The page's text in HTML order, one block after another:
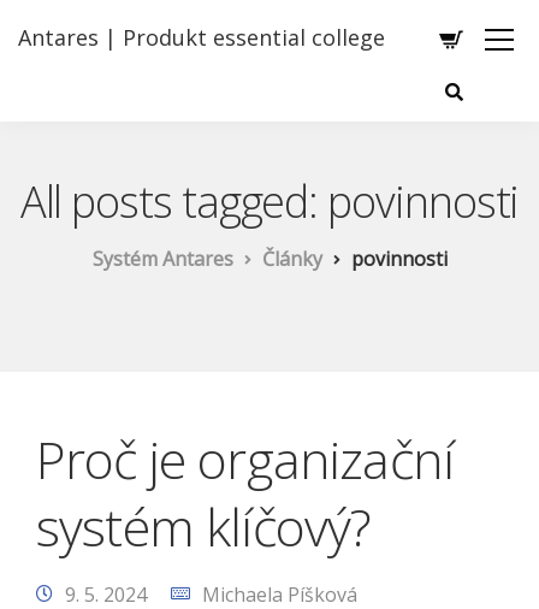
Antares | Produkt essential college
All posts tagged: povinnosti
Systém Antares Články povinnosti
Proč je organizační
systém klíčový?
9. 5. 2024
Michaela Píšková